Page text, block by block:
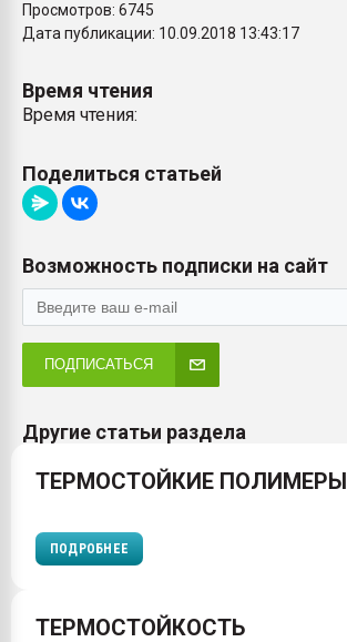
Просмотров: 6745
Дата публикации: 10.09.2018 13:43:17
Время чтения
Время чтения:
Поделиться статьей
Возможность подписки на сайт
ПОДПИСАТЬСЯ
Другие статьи раздела
ТЕРМОСТОЙКИЕ ПОЛИМЕРЫ
ПОДРОБНЕЕ
ТЕРМОСТОЙКОСТЬ